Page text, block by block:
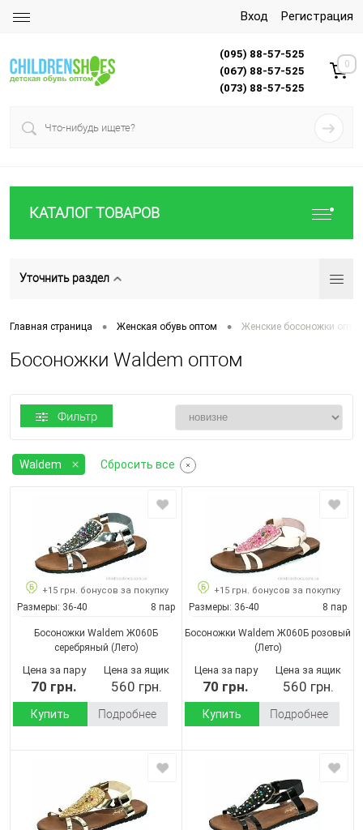
Вход Регистрация
(095) 88-57-525
(067) 88-57-525
(073) 88-57-525
0
КАТАЛОГ ТОВАРОВ
Уточнить раздел
Главная страница • Женская обувь оптом • Женские босоножки
Босоножки Waldem оптом
Фильтр
Waldem Сбросить все
+15 грн. бонусов за покупку
Размеры: 36-40 8 пар
Босоножки Waldem Ж060Б
серебряный (Лето)
Цена за пару
70 грн.
Цена за ящик
560 грн.
Купить Подробнее
+15 грн. бонусов за покупку
Размеры: 36-40 8 пар
Босоножки Waldem Ж060Б розовый
(Лето)
Цена за пару
70 грн.
Цена за ящик
560 грн.
Купить Подробнее